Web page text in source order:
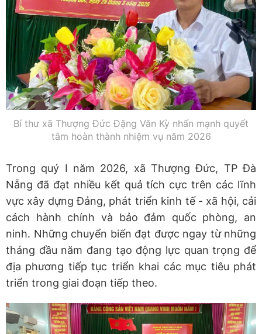
Bí thư xã Thượng Đức Đặng Văn Kỳ nhấn mạnh quyết
tâm hoàn thành nhiệm vụ năm 2026
Trong quý I năm 2026, xã Thượng Đức, TP Đà
Nẵng đã đạt nhiều kết quả tích cực trên các lĩnh
vực xây dựng Đảng, phát triển kinh tế - xã hội, cải
cách hành chính và bảo đảm quốc phòng, an
ninh. Những chuyển biến đạt được ngay từ những
tháng đầu năm đang tạo động lực quan trọng để
địa phương tiếp tục triển khai các mục tiêu phát
triển trong giai đoạn tiếp theo.